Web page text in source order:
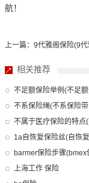
航！
上一篇：9代雅阁保险(9
相关推荐
不足额保险举例(不足
不系保险绳(不系保险
不属于医疗保险的特点
1a自恢复保险丝(自恢
barmer保险步骤(bmex
上海工作 保险